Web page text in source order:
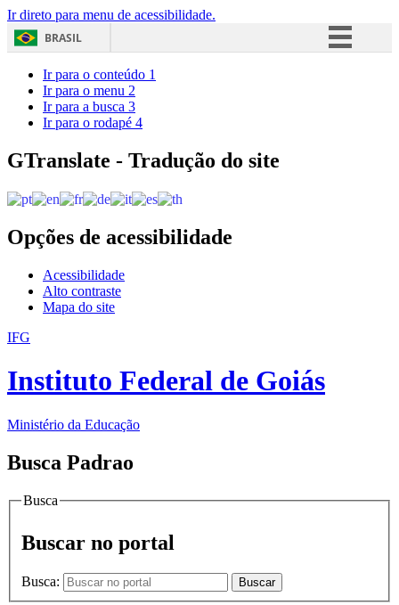
Ir direto para menu de acessibilidade.
BRASIL
Acesso à informação
Ir para o conteúdo 1
Ir para o menu 2
Ir para a busca 3
Ir para o rodapé 4
GTranslate - Tradução do site
Opções de acessibilidade
Acessibilidade
Alto contraste
Mapa do site
IFG
Instituto Federal de Goiás
Ministério da Educação
Busca Padrao
Busca
Buscar no portal
Busca: Buscar